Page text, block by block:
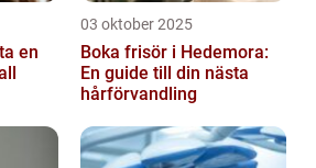
en
03 oktober 2025
Boka frisör i Hedemora:
En guide till din nästa
hårförvandling